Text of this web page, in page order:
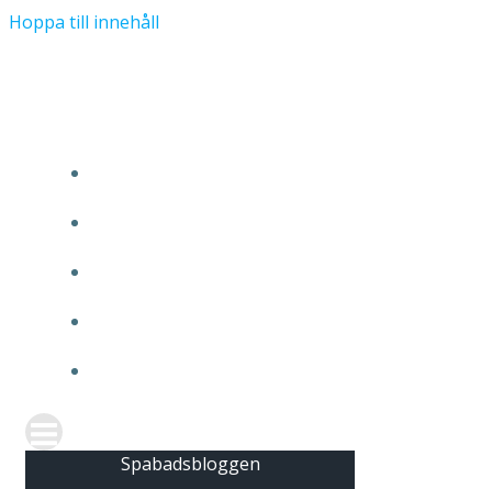
Hoppa till innehåll
Spabadsbloggen